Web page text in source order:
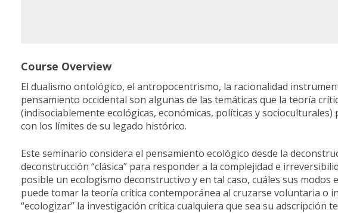
Course Overview
El dualismo ontológico, el antropocentrismo, la racionalidad
pensamiento occidental son algunas de las temáticas que la teoría
(indisociablemente ecológicas, económicas, políticas y
con los límites de su legado histórico.
Este seminario considera el pensamiento ecológico desde la
deconstrucción “clásica” para responder a la complejidad e
posible un ecologismo deconstructivo y en tal caso, cuáles sus
puede tomar la teoría crítica contemporánea al cruzarse voluntaria o
“ecologizar” la investigación crítica cualquiera que sea su adscripción